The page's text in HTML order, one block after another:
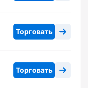
Торговать
Торговать